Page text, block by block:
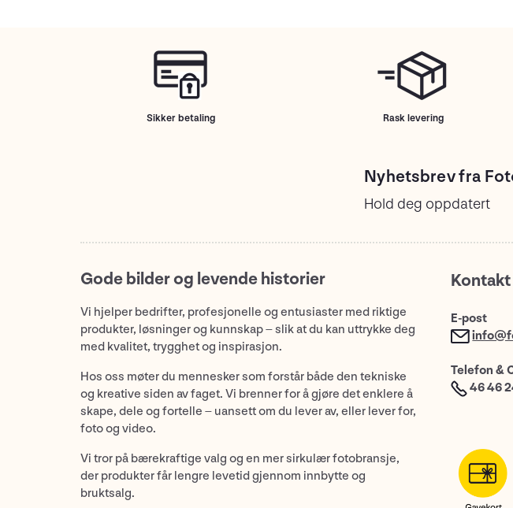
Sikker betaling Rask levering
Nyhetsbrev fra
Hold deg oppdatert
Gode bilder og levende historier
Vi hjelper bedrifter, profesjonelle og entusiaster med riktige
produkter, løsninger og kunnskap – slik at du kan uttrykke deg
med kvalitet, trygghet og inspirasjon.
Hos oss møter du mennesker som forstår både den tekniske
og kreative siden av faget. Vi brenner for å gjøre det enklere å
skape, dele og fortelle – uansett om du lever av, eller lever for,
foto og video.
Vi tror på bærekraftige valg og en mer sirkulær fotobransje,
der produkter får lengre levetid gjennom innbytte og
bruktsalg.
E-post
Telefon &
46 46